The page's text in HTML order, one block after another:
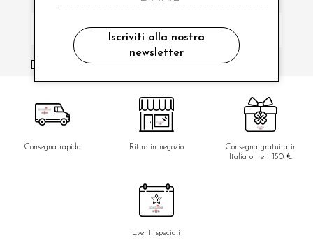
ho letto ed accettato le condizioni sulla privacy.
Consegna rapida Ritiro in negozio
Consegna gratuita in
Italia oltre i 150 €
Eventi speciali
Iscriviti alla nostra
newsletter